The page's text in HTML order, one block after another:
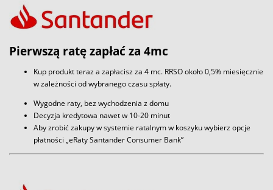
Pierwszą ratę zapłać za 4mc
Kup produkt teraz a zapłacisz za 4 mc. RRSO około 0,5% miesięcznie
w zależności od wybranego czasu spłaty.
Wygodne raty, bez wychodzenia z domu
Decyzja kredytowa nawet w 10-20 minut
Aby zrobić zakupy w systemie ratalnym w koszyku wybierz opcje
płatności „eRaty Santander Consumer Bank”